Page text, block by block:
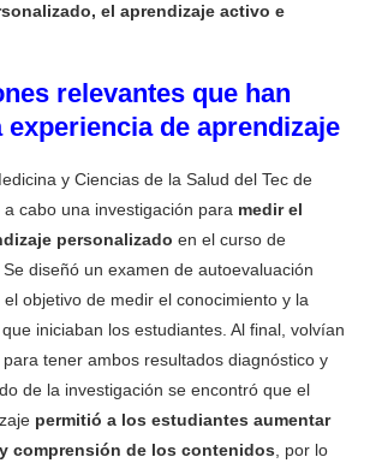
el aprendizaje activo e
relevantes que han
experiencia de aprendizaje
y Ciencias de la Salud del Tec de
cabo una investigación para medir el
personalizado en el curso de
diseñó un examen de autoevaluación
objetivo de medir el conocimiento y la
iniciaban los estudiantes. Al final, volvían
tener ambos resultados diagnóstico y
de la investigación se encontró que el
permitió a los estudiantes aumentar
comprensión de los contenidos, por lo